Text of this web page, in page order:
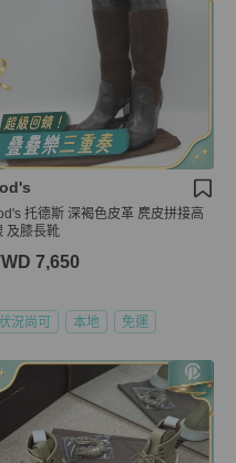
托德斯 深褐色皮革 麂皮拼接高
及膝長靴
7,650
況尚可 本地 免運